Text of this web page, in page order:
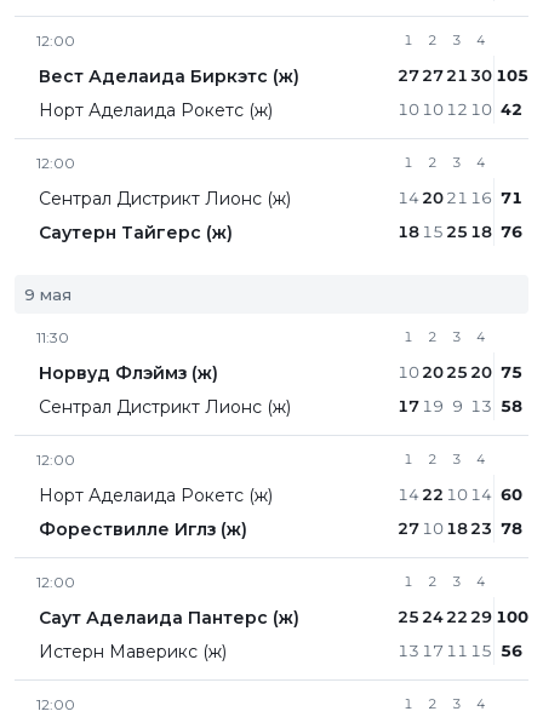
12:00
Вест Аделаида Биркэтс (ж)
Норт Аделаида Рокетс (ж)
1
27
10
2
27
10
3
21
12
4
30
10
105
42
12:00
Сентрал Дистрикт Лионc (ж)
Саутерн Тайгерс (ж)
1
14
18
2
20
15
3
21
25
4
16
18
71
76
9 мая
11:30
Норвуд Флэймз (ж)
Сентрал Дистрикт Лионc (ж)
1
10
17
2
20
19
3
25
9
4
20
13
75
58
12:00
Норт Аделаида Рокетс (ж)
Форествилле Иглз (ж)
1
14
27
2
22
10
3
10
18
4
14
23
60
78
12:00
Саут Аделаида Пантерс (ж)
Истерн Маверикс (ж)
1
25
13
2
24
17
3
22
11
4
29
15
100
56
12:00 1 2 3 4